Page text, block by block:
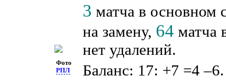
Фото
РПЛ
3 матча в основном
на замену, 64 матча
нет удалений.
Баланс: 17: +7 =4 –6.